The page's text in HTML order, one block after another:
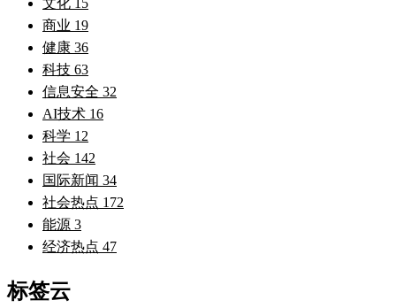
文化 15
商业 19
健康 36
科技 63
信息安全 32
AI技术 16
科学 12
社会 142
国际新闻 34
社会热点 172
能源 3
经济热点 47
标签云